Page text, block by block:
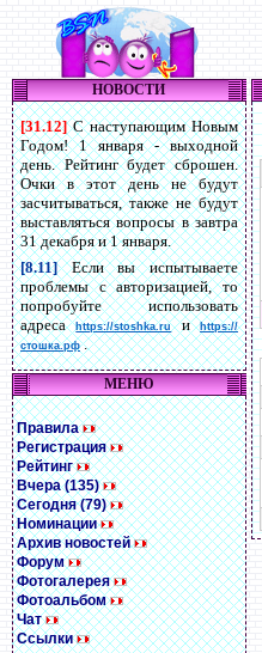
НОВОСТИ
[31.12]С наступающим Новым
Годом! 1 января - выходной
день. Рейтинг будет сброшен.
Очки в этот день не будут
засчитываться, также не будут
выставляться вопросы в завтра
31 декабря и 1 января.
[8.11]Если вы испытываете
проблемы с авторизацией, то
попробуйте использовать
адресаhttps://stoshka.ruиhttps://
стошка.рф.
МЕНЮ
Правила
Регистрация
Рейтинг
Вчера (135)
Сегодня (79)
Номинации
Архив новостей
Форум
Фотогалерея
Фотоальбом
Чат
Ссылки